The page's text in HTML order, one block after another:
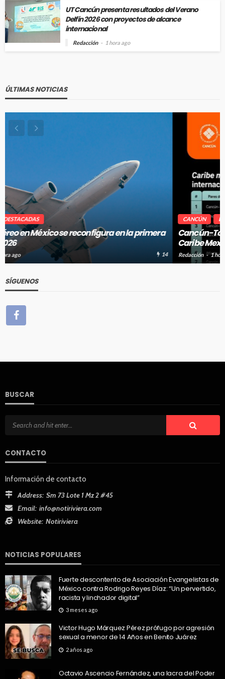
UT Cancún presenta resultados del Verano
Delfín 2026 con proyectos de alcance
internacional
Redacción 1 hora ago
ÚLTIMAS NOTICIAS
CANCÚN DESTACADAS
Cancún-Toronto lidera tráfico aéreo internacional del
Caribe Mexicano
Redacción 1 hora ago 16
SÍGUENOS
BUSCAR
CONTACTO
Información de contacto
Address: Sm 73 Lote 1 Mz 2 #45
Email: info@notiriviera.com
Website: Notiriviera
NOTICIAS POPULARES
Fuerte descontento de Asociación Evangelistas de
México contra Rodrigo Reyes Díaz: “Un pervertido,
racista y linchador digital”
3 meses ago
Victor Hugo Márquez Pérez prófugo por agresión
sexual a menor de 14 Años en Benito Juárez
2 años ago
Octavio Ascencio Fernández, una lacra del Poder